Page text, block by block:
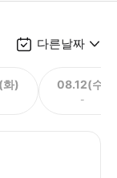
다른날짜
화) 08.12(수)
-